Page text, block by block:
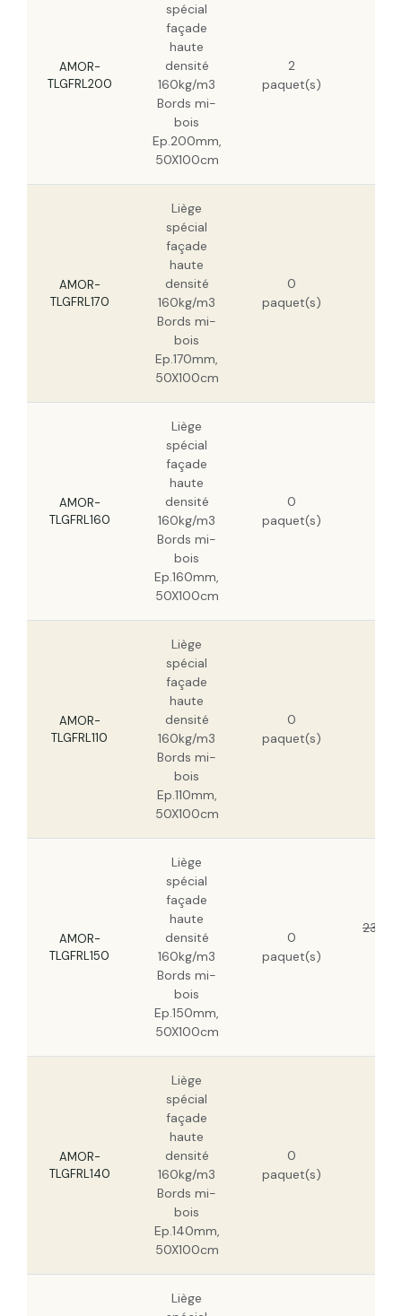
AMOR-
TLGFRL200
spécial
façade
haute
densité
160kg/m3
Bords mi-
bois
Ep.200mm,
50X100cm
2
paquet(s)
AMOR-
TLGFRL170
Liège
spécial
façade
haute
densité
160kg/m3
Bords mi-
bois
Ep.170mm,
50X100cm
0
paquet(s)
AMOR-
TLGFRL160
Liège
spécial
façade
haute
densité
160kg/m3
Bords mi-
bois
Ep.160mm,
50X100cm
0
paquet(s)
AMOR-
TLGFRL110
Liège
spécial
façade
haute
densité
160kg/m3
Bords mi-
bois
Ep.110mm,
50X100cm
0
paquet(s)
AMOR-
TLGFRL150
Liège
spécial
façade
haute
densité
160kg/m3
Bords mi-
bois
Ep.150mm,
50X100cm
0
paquet(s)
231,17
AMOR-
TLGFRL140
Liège
spécial
façade
haute
densité
160kg/m3
Bords mi-
bois
Ep.140mm,
50X100cm
0
paquet(s)
Liège